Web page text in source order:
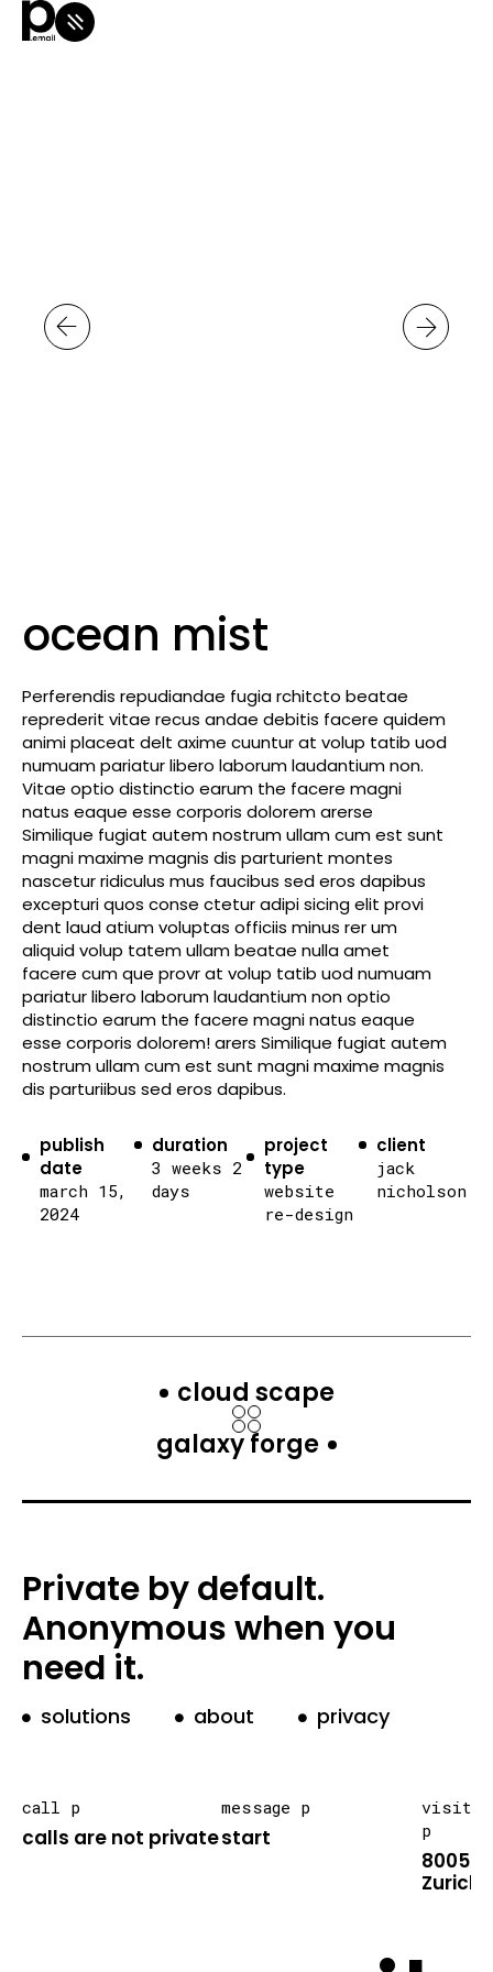
ocean mist
Perferendis repudiandae fugia rchitcto beatae
reprederit vitae recus andae debitis facere quidem
animi placeat delt axime cuuntur at volup tatib uod
numuam pariatur libero laborum laudantium non.
Vitae optio distinctio earum the facere magni
natus eaque esse corporis dolorem arerse
Similique fugiat autem nostrum ullam cum est sunt
magni maxime magnis dis parturient montes
nascetur ridiculus mus faucibus sed eros dapibus
excepturi quos conse ctetur adipi sicing elit provi
dent laud atium voluptas officiis minus rer um
aliquid volup tatem ullam beatae nulla amet
facere cum que provr at volup tatib uod numuam
pariatur libero laborum laudantium non optio
distinctio earum the facere magni natus eaque
esse corporis dolorem! arers Similique fugiat autem
nostrum ullam cum est sunt magni maxime magnis
dis parturiibus sed eros dapibus.
publish
date
march 15,
2024
duration
3 weeks 2
days
project
type
website
re-design
client
jack
nicholson
cloud scape
galaxy forge
Private by default.
Anonymous when you
need it.
solutions about privacy
call p
calls are not private
message p
start
visit
p
8005
Zurich